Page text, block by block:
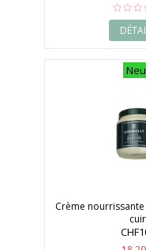
Crème
cuir